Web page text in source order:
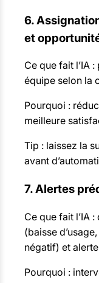
6.
et
Ce que fait l’IA
équipe selon la
Pourquoi :
meilleure
Tip : laissez la
avant
7. Alertes
Ce que fait l’IA
(baisse
négatif) et alerte
Pourquoi :